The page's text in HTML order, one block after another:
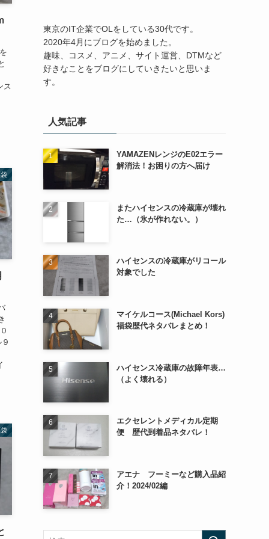
ス
東京のIT企業でOLをしている30代です。
2020年4月にブログを始めました。
趣味、コスメ、アニメ、サイト運営、DTMなど
好きなことをブログにしていきたいと思いま
す。
人気記事
YAMAZENレンジのE02エラー
解消法！お困りの方へ届け
またハイセンスの冷蔵庫が壊れ
た…（氷が作れない。）
ハイセンスの冷蔵庫がリコール
対象でした
マイケルコース(Michael Kors)
福袋歴代ネタバレまとめ！
ハイセンス冷蔵庫の故障年表…
（よく壊れる）
エクセレントメディカル定期
便 歴代到着品ネタバレ！
アエナ フーミーなど購入品紹
介！2024/02編